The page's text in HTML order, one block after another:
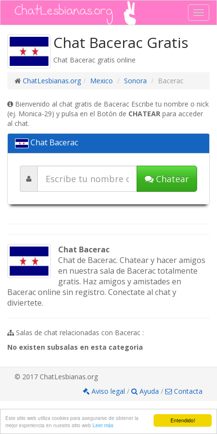
Entendido!
Este sitio web utiliza cookies para asegurarse de obtener la
mejor experiencia en nuestro sitio web Leer más
Chat Bacerac Gratis
Chat Bacerac gratis online
ChatLesbianas.org Mexico Sonora Bacerac
Bienvenido al chat gratis de Bacerac Escribe tu nombre o nick
(ej. Monica-29) y pulsa en el Botón de CHATEAR para acceder
al chat.
Chat Bacerac
Chatear
Chat Bacerac
Chat de Bacerac. Chatear y hacer amigos
en nuestra sala de Bacerac totalmente
gratis. Haz amigos y amistades en
Bacerac online sin registro. Conectate al chat y
diviertete.
Salas de chat relacionadas con Bacerac :
No existen subsalas en esta categoria
© 2017 ChatLesbianas.org
Aviso legal / Ayuda / Contacta